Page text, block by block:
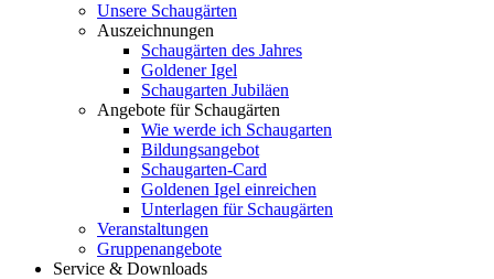
Unsere Schaugärten
Auszeichnungen
Schaugärten des Jahres
Goldener Igel
Schaugarten Jubiläen
Angebote für Schaugärten
Wie werde ich Schaugarten
Bildungsangebot
Schaugarten-Card
Goldenen Igel einreichen
Unterlagen für Schaugärten
Veranstaltungen
Gruppenangebote
Service & Downloads